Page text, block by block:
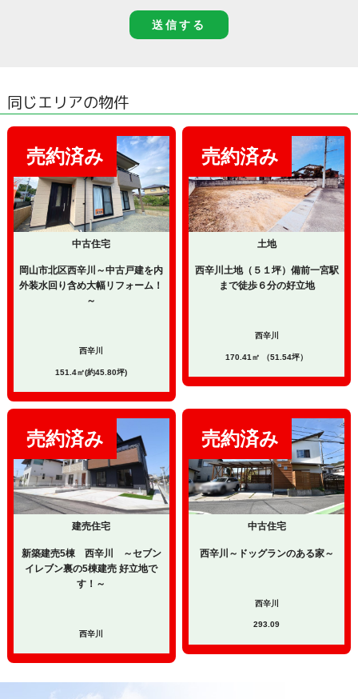
同じエリアの物件
中古住宅
岡山市北区西辛川～中古戸建を内
外装水回り含め大幅リフォーム！
～
西辛川
151.4㎡(約45.80坪)
土地
西辛川土地（５１坪）備前一宮駅
まで徒歩６分の好立地
西辛川
170.41㎡ （51.54坪）
建売住宅
新築建売5棟 西辛川 ～セブン
イレブン裏の5棟建売 好立地で
す！～
西辛川
中古住宅
西辛川～ドッグランのある家～
西辛川
293.09